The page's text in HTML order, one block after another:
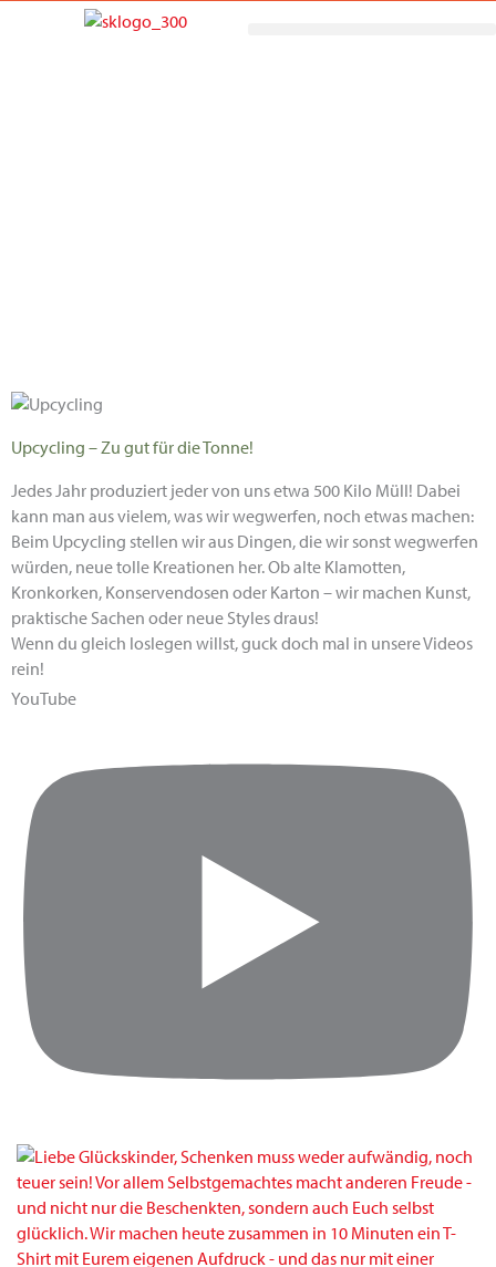
Upcycling – Zu gut für die Tonne!
Jedes Jahr produziert jeder von uns etwa 500 Kilo Müll! Dabei
kann man aus vielem, was wir wegwerfen, noch etwas machen:
Beim Upcycling stellen wir aus Dingen, die wir sonst wegwerfen
würden, neue tolle Kreationen her. Ob alte Klamotten,
Kronkorken, Konservendosen oder Karton – wir machen Kunst,
praktische Sachen oder neue Styles draus!
Wenn du gleich loslegen willst, guck doch mal in unsere Videos
rein!
YouTube